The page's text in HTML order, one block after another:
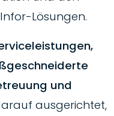
Lösungen.
und
ausgerichtet,